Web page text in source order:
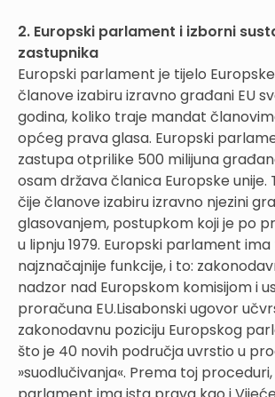
2. Europski parlament i izborni
zastupnika
Europski parlament je tijelo
članove izabiru izravno građani EU
godina, koliko traje mandat
općeg prava glasa. Europski
zastupa otprilike 500 milijuna
osam država članica Europske unije.
čije članove izabiru izravno njezini
glasovanjem, postupkom koji je po
u lipnju 1979. Europski parlament
najznačajnije funkcije, i to:
nadzor nad Europskom komisijom i
proračuna EU.Lisabonski ugovor
zakonodavnu poziciju Europskog
što je 40 novih područja uvrstio u
»suodlučivanja«. Prema toj